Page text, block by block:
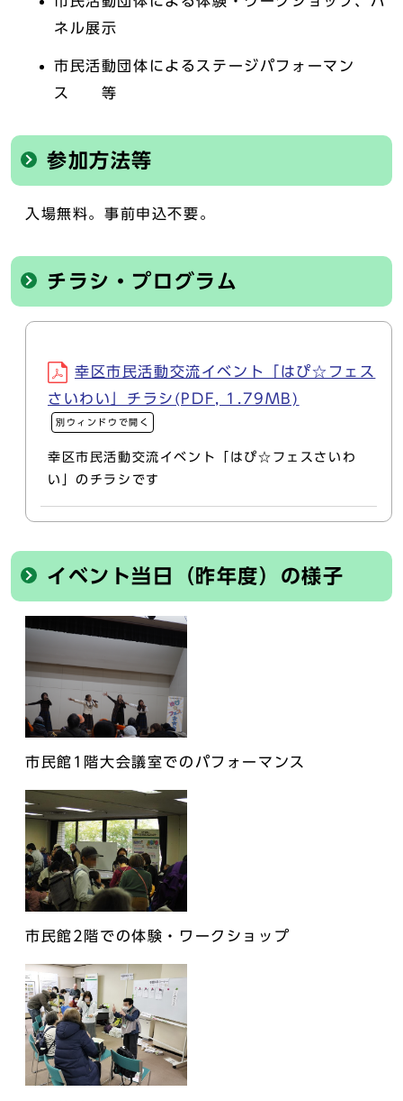
ネル展示
市民活動団体によるステージパフォーマン
ス 等
参加方法等
入場無料。事前申込不要。
チラシ・プログラム
幸区市民活動交流イベント「はぴ☆フェス
さいわい」チラシ(PDF, 1.79MB)
別ウィンドウで開く
幸区市民活動交流イベント「はぴ☆フェスさいわ
い」のチラシです
イベント当日（昨年度）の様子
市民館1階大会議室でのパフォーマンス
市民館2階での体験・ワークショップ